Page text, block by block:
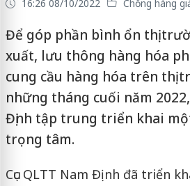
16:26 08/10/2022 Chống hàng
Để góp phần bình ổn thị
xuất, lưu thông hàng hóa
cung cầu hàng hóa trên thị
những tháng cuối năm
Định tập trung triển khai
trọng tâm.
Cục QLTT Nam Định đã triển